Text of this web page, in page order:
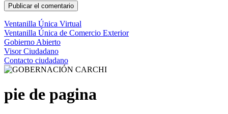
Ventanilla Única Virtual
Ventanilla Única de Comercio Exterior
Gobierno Abierto
Visor Ciudadano
Contacto ciudadano
pie de pagina